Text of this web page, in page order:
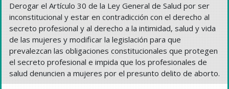
Derogar el Artículo 30 de la Ley General de Salud por ser
inconstitucional y estar en contradicción con el derecho al
secreto profesional y al derecho a la intimidad, salud y vida
de las mujeres y modificar la legislación para que
prevalezcan las obligaciones constitucionales que protegen
el secreto profesional e impida que los profesionales de
salud denuncien a mujeres por el presunto delito de aborto.